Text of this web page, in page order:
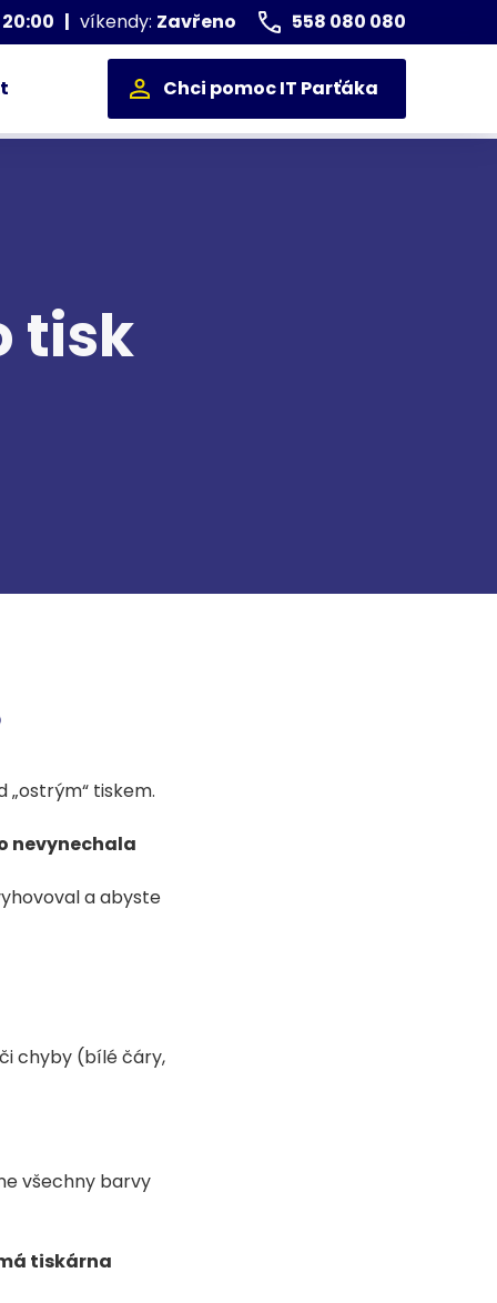
| víkendy: Zavřeno 558 080 080
Chci pomoc IT Parťáka
tisk
tiskem.
nevynechala
a abyste
chyby (bílé čáry,
všechny barvy
tiskárna